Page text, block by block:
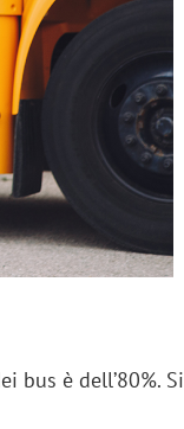
bus è dell’80%. Si